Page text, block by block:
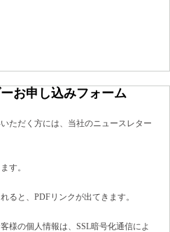
お申し込みフォーム
ただく方には、当社のニュースレター
す。
ると、PDFリンクが出てきます。
様の個人情報は、SSL暗号化通信によ